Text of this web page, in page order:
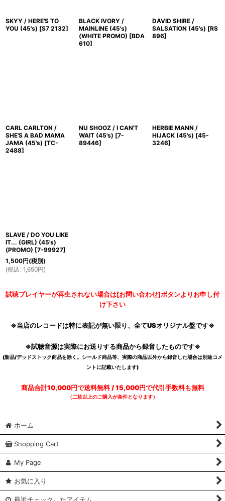
SKYY / HERE'S TO
YOU (45's) [S7 2132]
BLACK IVORY /
MAINLINE (45's)
(WHITE PROMO) [BDA
610]
DAVID SHIRE /
SALSATION (45's) [RS
896]
CARL CARLTON /
SHE'S A BAD MAMA
JAMA (45's) [TC-
2488]
NU SHOOZ / I CAN'T
WAIT (45's) [7-
89446]
HERBIE MANN /
HIJACK (45's) [45-
3246]
SLAVE / DO YOU LIKE
IT... (GIRL) (45's)
(PROMO) [7-99927]
1,500円(税別)
(税込 : 1,650円)
試聴プレイヤーが再生されない場合は[お問い合わせ]ボタンよりお申し付
け下さい
※当店のレコードは特に表記が無い限り、全てUSオリジナル盤です※
※試聴音源は実際にお送りする商品から録音したものです※
(新品/デッドストック商品を除く。シールド商品等、実際の商品以外から録音した場合は別途コメ
ントに記載いたします)
商品合計10,000円で送料無料 / 15,000円で代引手数料も無料
（二枚以上のご購入が条件となります）
ホーム
Shopping Cart
My Page
お気に入り